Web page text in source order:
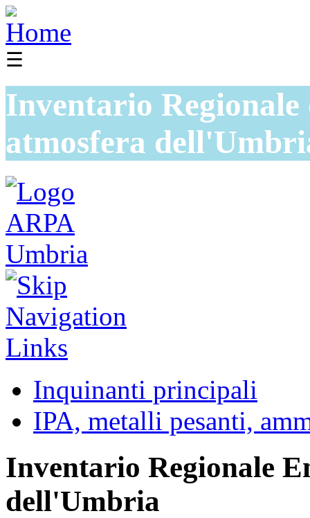
☰
Inventario
atmosfera
Inquinanti principali
IPA, metalli pesanti,
Inventario Regionale
dell'Umbria